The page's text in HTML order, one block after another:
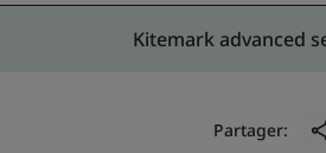
Kitemark advanced
Partager: